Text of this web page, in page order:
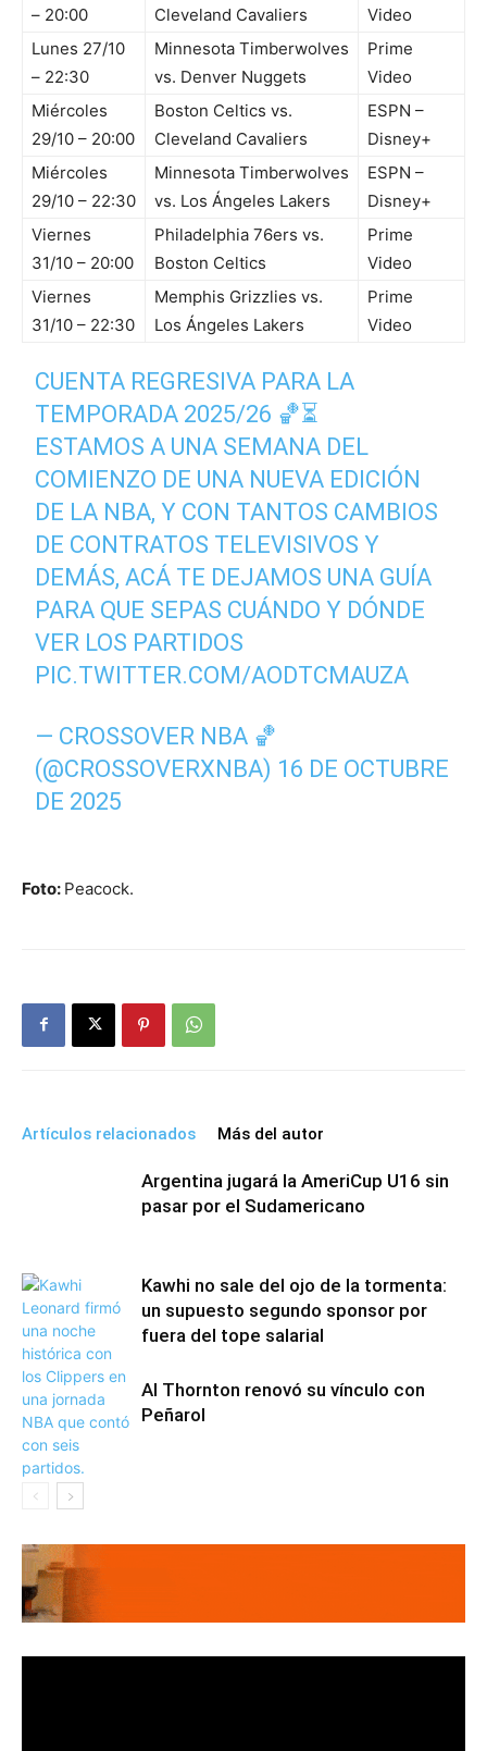
– 20:00 Cleveland Cavaliers
Video
Lunes 27/10
– 22:30
Minnesota Timberwolves
vs. Denver Nuggets
Prime
Video
Miércoles
29/10 – 20:00
Boston Celtics vs.
Cleveland Cavaliers
ESPN –
Disney+
Miércoles
29/10 – 22:30
Minnesota Timberwolves
vs. Los Ángeles Lakers
ESPN –
Disney+
Viernes
31/10 – 20:00
Philadelphia 76ers vs.
Boston Celtics
Prime
Video
Viernes
31/10 – 22:30
Memphis Grizzlies vs.
Los Ángeles Lakers
Prime
Video
CUENTA REGRESIVA PARA LA
TEMPORADA 2025/26 🏀⏳
ESTAMOS A UNA SEMANA DEL
COMIENZO DE UNA NUEVA EDICIÓN
DE LA NBA, Y CON TANTOS CAMBIOS
DE CONTRATOS TELEVISIVOS Y
DEMÁS, ACÁ TE DEJAMOS UNA GUÍA
PARA QUE SEPAS CUÁNDO Y DÓNDE
VER LOS PARTIDOS
PIC.TWITTER.COM/AODTCMAUZA
— CROSSOVER NBA 🏀
(@CROSSOVERXNBA) 16 DE OCTUBRE
DE 2025
Foto: Peacock.
Artículos relacionados Más del autor
Argentina jugará la AmeriCup U16 sin
pasar por el Sudamericano
Kawhi no sale del ojo de la tormenta:
un supuesto segundo sponsor por
fuera del tope salarial
Al Thornton renovó su vínculo con
Peñarol